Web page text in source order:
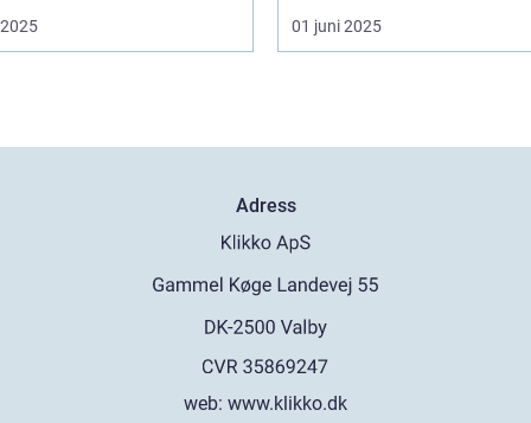
01 juni 2025
Adress
web: www.klikko.dk